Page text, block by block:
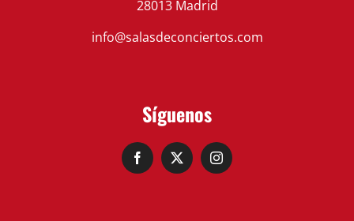
28013 Madrid
info@salasdeconciertos.com
Síguenos